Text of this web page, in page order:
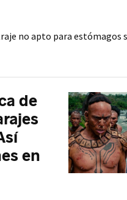
no apto para estómagos
de
en